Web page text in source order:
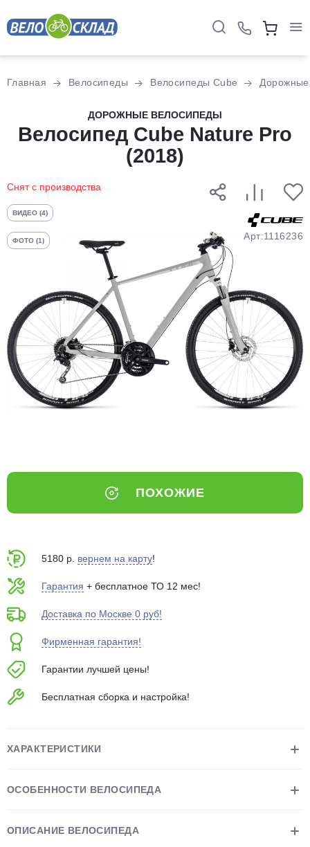
Главная Велосипеды Велосипеды Cube Дорожные
ДОРОЖНЫЕ ВЕЛОСИПЕДЫ
Велосипед Cube Nature Pro
(2018)
Снят с производства
ВИДЕО (4)
ФОТО (1) Арт:1116236
ПОХОЖИЕ
5180 р. вернем на карту!
Гарантия + бесплатное ТО 12 мес!
Доставка по Москве 0 руб!
Фирменная гарантия!
Гарантии лучшей цены!
Бесплатная сборка и настройка!
ХАРАКТЕРИСТИКИ
ОСОБЕННОСТИ ВЕЛОСИПЕДА
ОПИСАНИЕ ВЕЛОСИПЕДА
Разбейте
оплатуна части
без переплат
График платежей
Добавляйте товары
в корзину
Оплачивайте сегодня только
25% картой любого банка
выбранный способом
Оставшиеся75% будут
Подробнее
Остались вопросы?